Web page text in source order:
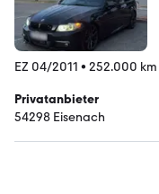
EZ 04/2011 • 252.000 km
Privatanbieter
54298 Eisenach